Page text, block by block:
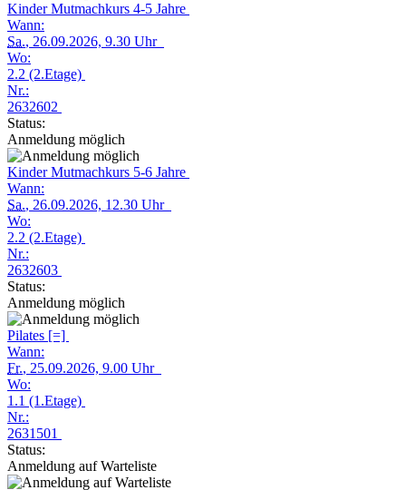
Kinder Mutmachkurs 4-5 Jahre
Wann:
Sa., 26.09.2026, 9.30 Uhr
Wo:
2.2 (2.Etage)
Nr.:
2632602
Status:
Anmeldung möglich
Kinder Mutmachkurs 5-6 Jahre
Wann:
Sa., 26.09.2026, 12.30 Uhr
Wo:
2.2 (2.Etage)
Nr.:
2632603
Status:
Anmeldung möglich
Pilates [=]
Wann:
Fr., 25.09.2026, 9.00 Uhr
Wo:
1.1 (1.Etage)
Nr.:
2631501
Status:
Anmeldung auf Warteliste